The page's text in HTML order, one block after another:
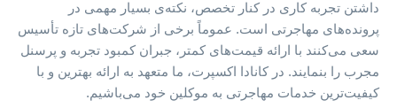
داشتن تجربه کاری در کنار تخصص، نکته‌ی بسیار مهمی در
پرونده‌های مهاجرتی است. عموماً برخی از شرکت‌های تازه تأسیس
سعی می‌کنند با ارائه قیمت‌های کمتر، جبران کمبود تجربه و پرسنل
مجرب را بنمایند. در کانادا اکسپرت، ما متعهد به ارائه بهترین و با
کیفیت‌ترین خدمات مهاجرتی به موکلین خود می‌باشیم.